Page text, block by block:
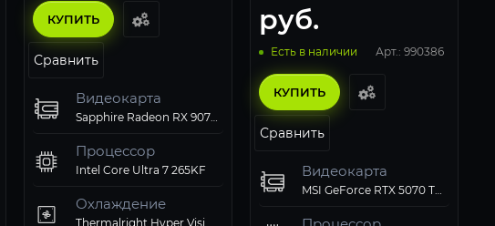
КУПИТЬ
Сравнить
Видеокарта
Процессор
Intel Core Ultra 7 265KF
Охлаждение
руб.
Есть в наличии Арт.: 990386
КУПИТЬ
Сравнить
Видеокарта